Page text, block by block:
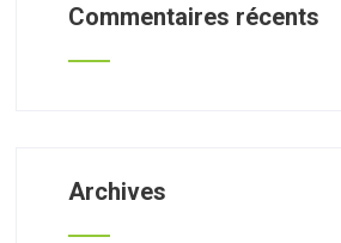
Commentaires récents
Archives